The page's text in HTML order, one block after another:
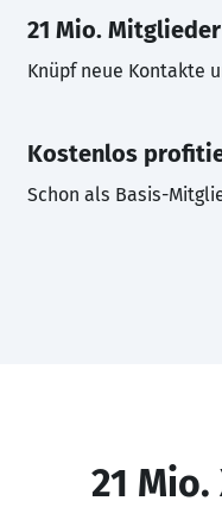
21 Mio. Mitglieder
Knüpf neue Kontakte
Kostenlos
Schon als Basis-
21